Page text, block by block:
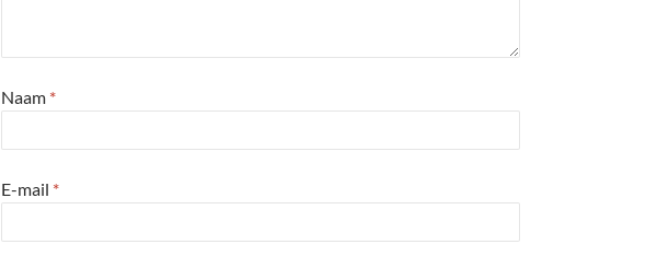
Naam *
E-mail *